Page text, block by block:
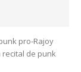
pro-Rajoy
recital de punk